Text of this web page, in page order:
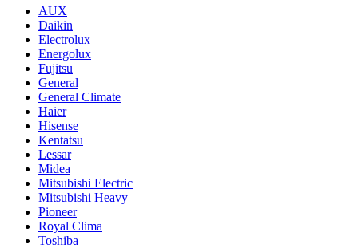
AUX
Daikin
Electrolux
Energolux
Fujitsu
General
General Climate
Haier
Hisense
Kentatsu
Lessar
Midea
Mitsubishi Electric
Mitsubishi Heavy
Pioneer
Royal Clima
Toshiba